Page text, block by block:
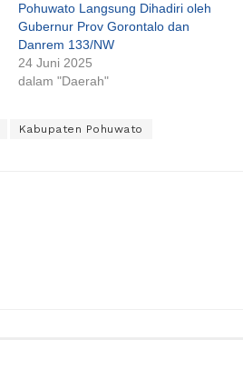
Pohuwato Langsung Dihadiri oleh
Gubernur Prov Gorontalo dan
Danrem 133/NW
24 Juni 2025
dalam "Daerah"
Kabupaten Pohuwato